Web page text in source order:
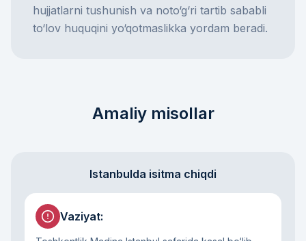
hujjatlarni tushunish va noto‘g‘ri tartib sababli
to‘lov huquqini yo‘qotmaslikka yordam beradi.
Amaliy misollar
Istanbulda isitma chiqdi
Vaziyat: